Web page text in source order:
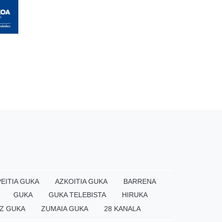
GUKA AZKOITIA GUKA
BARRENA
GUKA
GUKA TELEBISTA
HIRUKA
GUKA
ZUMAIA GUKA 28 KANALA